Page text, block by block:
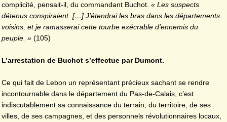
complicité, pensait-il, du commandant Buchot. « Les suspects
détenus conspiraient. […] J’étendrai les bras dans les départements
voisins, et je ramasserai cette tourbe exécrable d’ennemis du
peuple. » (105)
L’arrestation de Buchot s’effectue par Dumont.
Ce qui fait de Lebon un représentant précieux sachant se rendre
incontournable dans le département du Pas-de-Calais, c’est
indiscutablement sa connaissance du terrain, du territoire, de ses
villes, de ses campagnes, et des personnels révolutionnaires locaux,